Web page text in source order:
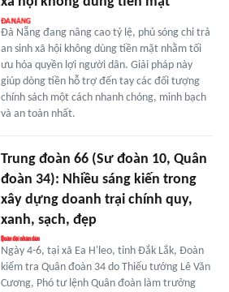
Đà Nẵng đang nâng cao tỷ lệ, phủ sóng chi trả
an sinh xã hội không dùng tiền mặt nhằm tối
ưu hóa quyền lợi người dân. Giải pháp này
giúp dòng tiền hỗ trợ đến tay các đối tượng
chính sách một cách nhanh chóng, minh bạch
và an toàn nhất.
Trung đoàn 66 (Sư đoàn 10, Quân
đoàn 34): Nhiều sáng kiến trong
xây dựng doanh trại chính quy,
xanh, sạch, đẹp
Ngày 4-6, tại xã Ea H'leo, tỉnh Đắk Lắk, Đoàn
kiểm tra Quân đoàn 34 do Thiếu tướng Lê Văn
Cương, Phó tư lệnh Quân đoàn làm trưởng